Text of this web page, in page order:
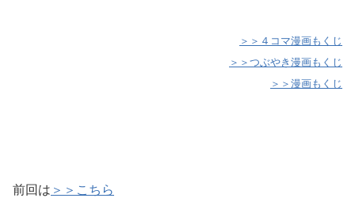
＞＞４コマ漫画もくじ
＞＞つぶやき漫画もくじ
＞＞漫画もくじ
前回は ＞＞こちら